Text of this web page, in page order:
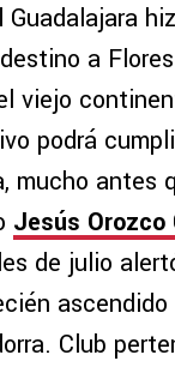
a
viejo
podrá
mucho antes
Jesús Orozco
de julio
Club